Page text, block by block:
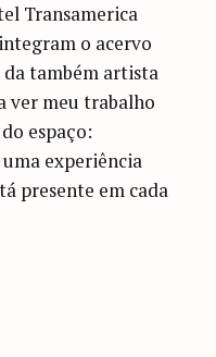
Transamerica
o acervo
também artista
ver meu trabalho
espaço:
experiência
presente em cada